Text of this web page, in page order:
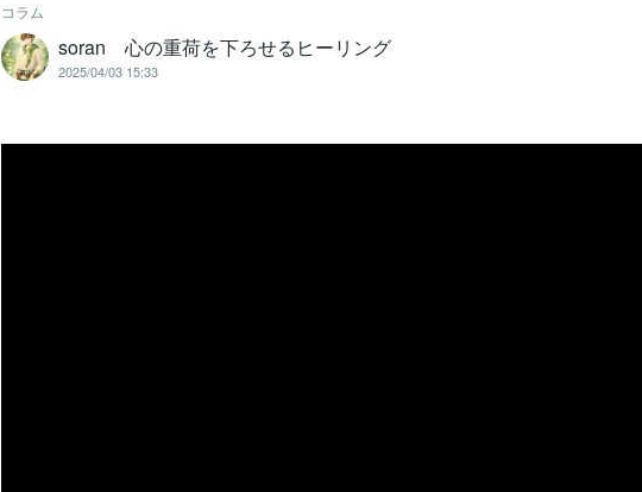
コラム
soran 心の重荷を下ろせるヒーリング
2025/04/03 15:33